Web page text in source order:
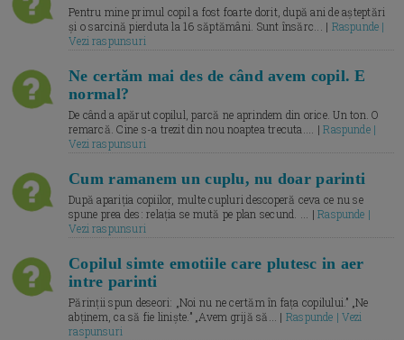
Pentru mine primul copil a fost foarte dorit, după ani de așteptări
și o sarcină pierduta la 16 săptămâni. Sunt însărc... | Raspunde |
Vezi raspunsuri
Ne certăm mai des de când avem copil. E
normal?
De când a apărut copilul, parcă ne aprindem din orice. Un ton. O
remarcă. Cine s-a trezit din nou noaptea trecuta.... |Raspunde |
Vezi raspunsuri
Cum ramanem un cuplu, nu doar parinti
După apariția copiilor, multe cupluri descoperă ceva ce nu se
spune prea des: relația se mută pe plan secund. ... |Raspunde |
Vezi raspunsuri
Copilul simte emotiile care plutesc in aer
intre parinti
Părinții spun deseori: „Noi nu ne certăm în fața copilului.” „Ne
abținem, ca să fie liniște.” „Avem grijă să... | Raspunde | Vezi
raspunsuri